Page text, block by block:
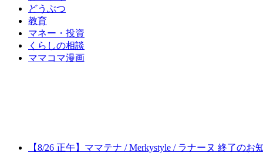
どうぶつ
教育
マネー・投資
くらしの相談
ママコマ漫画
【8/26 正午】ママテナ / Merkystyle / ラナーヌ 終了のお